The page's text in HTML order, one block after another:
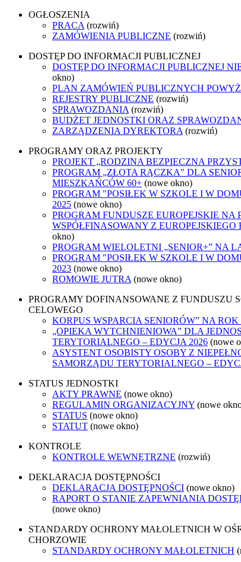
OGŁOSZENIA
PRACA (rozwiń)
ZAMÓWIENIA PUBLICZNE (rozwiń)
DOSTĘP DO INFORMACJI PUBLICZNEJ
DOSTĘP DO INFORMACJI PUBLICZNEJ
okno)
PLAN ZAMÓWIEŃ PUBLICZNYCH
REJESTRY PUBLICZNE (rozwiń)
SPRAWOZDANIA (rozwiń)
BUDŻET JEDNOSTKI ORAZ
ZARZĄDZENIA DYREKTORA (rozwiń)
PROGRAMY ORAZ PROJEKTY
PROJEKT „RODZINA BEZPIECZNA
PROGRAM „ZŁOTA RĄCZKA" DLA
MIESZKAŃCÓW 60+ (nowe okno)
PROGRAM "POSIŁEK W SZKOLE I W
2025 (nowe okno)
PROGRAM FUNDUSZE EUROPEJSKIE NA
WSPÓŁFINASOWANY Z
okno)
PROGRAM WIELOLETNI „SENIOR+” NA
PROGRAM "POSIŁEK W SZKOLE I W
2023 (nowe okno)
ROMOWIE JUTRA (nowe okno)
PROGRAMY DOFINANSOWANE Z FUNDUSZU
CELOWEGO
KORPUS WSPARCIA SENIORÓW” NA ROK
„OPIEKA WYTCHNIENIOWA” DLA
TERYTORIALNEGO – EDYCJA 2026 (nowe
ASYSTENT OSOBISTY OSOBY Z
SAMORZĄDU TERYTORIALNEGO –
STATUS JEDNOSTKI
AKTY PRAWNE (nowe okno)
REGULAMIN ORGANIZACYJNY (nowe
STATUS (nowe okno)
STATUT (nowe okno)
KONTROLE
KONTROLE WEWNĘTRZNE (rozwiń)
DEKLARACJA DOSTĘPNOŚCI
DEKLARACJA DOSTĘPNOŚCI (nowe okno)
RAPORT O STANIE ZAPEWNIANIA
(nowe okno)
STANDARDY OCHRONY MAŁOLETNICH W
CHORZOWIE
STANDARDY OCHRONY MAŁOLETNICH